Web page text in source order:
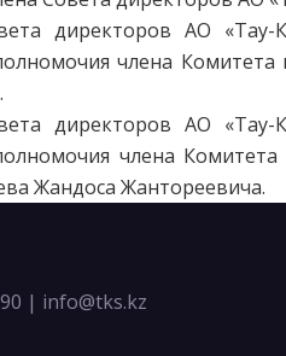
директоров АО
члена
директоров АО
члена
Жандоса Жантореевича.
| info@tks.kz